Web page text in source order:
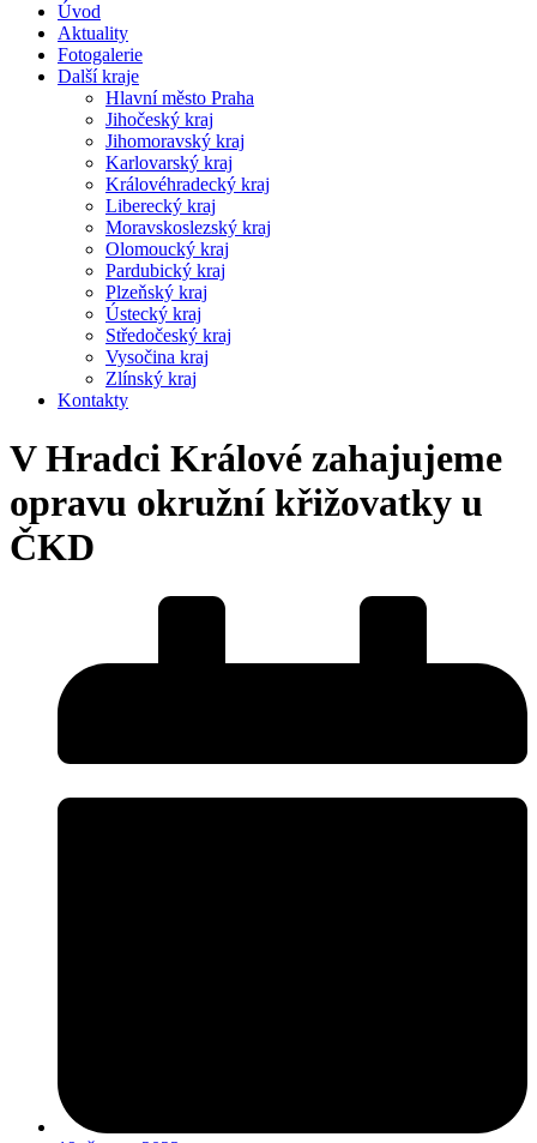
Úvod
Aktuality
Fotogalerie
Další kraje
Hlavní město Praha
Jihočeský kraj
Jihomoravský kraj
Karlovarský kraj
Královéhradecký kraj
Liberecký kraj
Moravskoslezský kraj
Olomoucký kraj
Pardubický kraj
Plzeňský kraj
Ústecký kraj
Středočeský kraj
Vysočina kraj
Zlínský kraj
Kontakty
V Hradci Králové zahajujeme
opravu okružní křižovatky u
ČKD